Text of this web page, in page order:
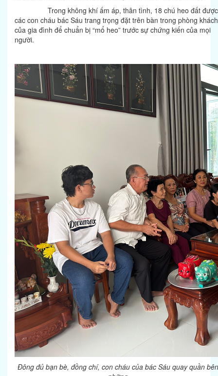
Trong không khí ấm áp, thân tình, 18 chú heo đất được
các con cháu bác Sáu trang trọng đặt trên bàn trong phòng khách
của gia đình để chuẩn bị “mổ heo” trước sự chứng kiến của mọi
người.
Đông đủ bạn bè, đồng chí, con cháu của bác Sáu quay quần bên